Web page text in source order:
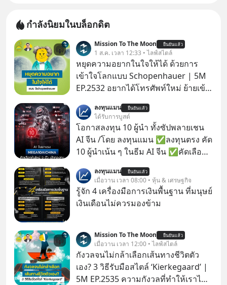
กำลังนิยมในบล็อกดิต
Mission To The Moon ยืนยันแล้ว
1 ส.ค. เวลา 12:33 • ไลฟ์สไตล์
หยุดความอยากในใจให้ได้ ด้วยการ
เข้าใจโลกแบบ Schopenhauer | 5M
EP.2532 อยากได้โทรศัพท์ใหม่ ย้ายเข้า
เคยสงสัยไหมว่าทำไมพอได้ของที่อยาก
ได้มาแล้วความสุขนั้นกลับอยู่กับเราได้
ไม่นาน? นี่คือกลไกพื้นฐานของมนุษย์ที่
Arthur Schopenhauer นักปรัชญา
ชาวเยอรมันเคยอธิบายไว้เมื่อ 200 กว่า
ปีก่อน แล้วเราจะหยุดวงจรความอยาก
ในใจเพื่อความสุขที่ยั่งยืนได้อย่างไร?
ติดตามได้ในพอดแคสต์ 5M EP. นี้
#goodtime #5minutespodcast
ลงทุนแมน ยืนยันแล้ว
ได้รับการบูสต์
โอกาสลงทุน 10 ผู้นำ ทั้งซัปพลายเชน
AI จีน /โดย ลงทุนแมน ✅ลงทุนตรง คัด
10 ผู้นำเน้น ๆ ในธีม AI จีน ✅คัดเลือก
เจ้าของผู้นำ AI จีน ตั้งแต่โรงงานผลิตชิป
หน่วยความจำ โมเดล AI ยันหุ่นยนต์
✅ได้การรับยกเว้นภาษี Capital Gain
ลงทุนแมน ยืนยันแล้ว
เมื่อวาน เวลา 08:00 • หุ้น & เศรษฐกิจ
รู้จัก 4 เครื่องมือการเงินพื้นฐาน ที่มนุษย์
เงินเดือนไม่ควรมองข้าม
Mission To The Moon ยืนยันแล้ว
เมื่อวาน เวลา 12:00 • ไลฟ์สไตล์
กังวลจนไม่กล้าเลือกเส้นทางชีวิตตัว
เอง? 3 วิธีรับมือสไตล์ ‘Kierkegaard’ |
5M EP.2535 ความกังวลที่ทำให้เราไม่